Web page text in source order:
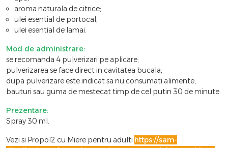
aroma naturala de citrice;
ulei esential de portocal;
ulei esential de lamai.
Mod de administrare:
se recomanda 4 pulverizari pe aplicare;
pulverizarea se face direct in cavitatea bucala;
dupa pulverizare este indicat sa nu consumati alimente,
bauturi sau guma de mestecat timp de cel putin 30 de minute.
Prezentare:
Spray 30 ml.
Vezi si Propol2 cu Miere pentru adulti https://sam-